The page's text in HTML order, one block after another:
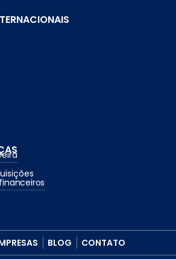
BLOG CONTATO